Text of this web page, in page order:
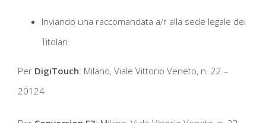
Inviando una raccomandata a/r alla sede legale dei
Titolari
Per DigiTouch: Milano, Viale Vittorio Veneto, n. 22 –
20124